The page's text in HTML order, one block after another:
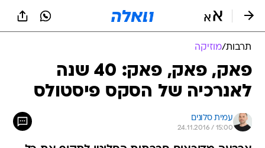
תרבות/מוזיקה
פאק, פאק, פאק: 40 שנה
לאנרכיה של הסקס פיסטולס
עמית סלונים
24.11.2016 / 15:00